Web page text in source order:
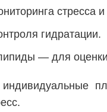
стресса
гидратации.
— для